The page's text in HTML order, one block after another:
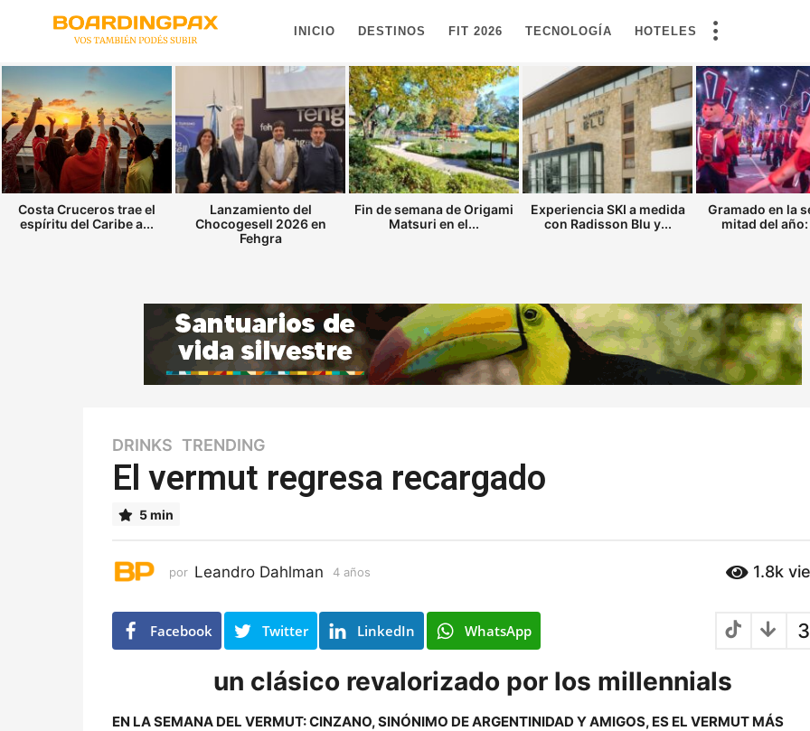
INICIO DESTINOS FIT 2026 TECNOLOGÍA HOTELES
Costa Cruceros trae el
espíritu del Caribe a...
Lanzamiento del
Chocogesell 2026 en
Fehgra
Fin de semana de Origami
Matsuri en el...
Experiencia SKI a medida
con Radisson Blu y...
Gramado en la
mitad del
4
a
ñ
a
ñ
DRINKS ,TRENDING
El vermut regresa recargado
5 min
por Leandro Dahlman 4 años
s
1.8k
Facebook Twitter LinkedIn WhatsApp
un clásico revalorizado por los millennials
EN LA SEMANA DEL VERMUT: CINZANO, SINÓNIMO DE ARGENTINIDAD Y AMIGOS, ES EL VERMUT MÁS